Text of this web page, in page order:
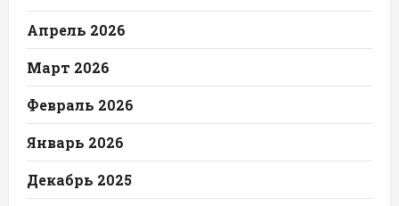
Апрель 2026
Март 2026
Февраль 2026
Январь 2026
Декабрь 2025